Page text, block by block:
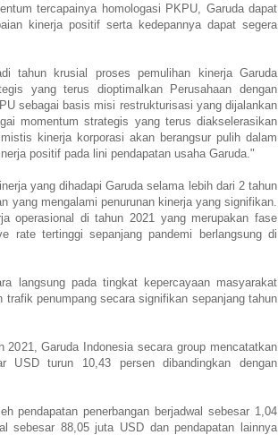
tercapainya homologasi PKPU, Garuda dapat
kinerja positif serta kedepannya dapat segera
tahun krusial proses pemulihan kinerja Garuda
yang terus dioptimalkan Perusahaan dengan
sebagai basis misi restrukturisasi yang dijalankan
momentum strategis yang terus diakselerasikan
kinerja korporasi akan berangsur pulih dalam
positif pada lini pendapatan usaha Garuda."
yang dihadapi Garuda selama lebih dari 2 tahun
yang mengalami penurunan kinerja yang signifikan.
operasional di tahun 2021 yang merupakan fase
rate tertinggi sepanjang pandemi berlangsung di
langsung pada tingkat kepercayaan masyarakat
trafik penumpang secara signifikan sepanjang tahun
2021, Garuda Indonesia secara group mencatatkan
USD turun 10,43 persen dibandingkan dengan
pendapatan penerbangan berjadwal sebesar 1,04
sebesar 88,05 juta USD dan pendapatan lainnya